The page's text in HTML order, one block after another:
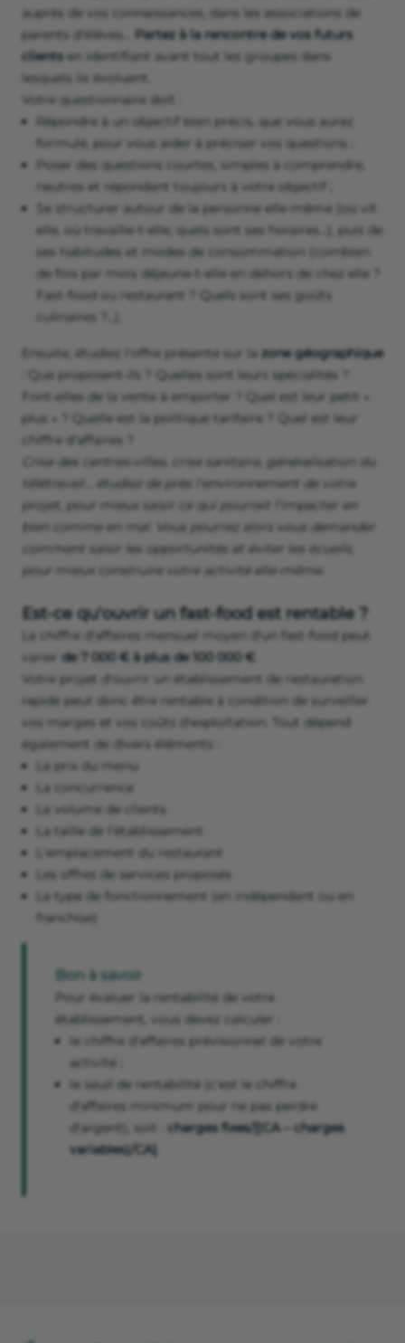
auprès de vos connaissances, dans les associations de
parents d'élèves…
Partez à la rencontre de vos futurs
clients en identifiant avant tout les groupes dans
lesquels ils évoluent.
Votre questionnaire doit :
Répondre à un objectif bien précis, que vous aurez
formulé, pour vous aider à préciser vos questions ;
Poser des questions courtes, simples à comprendre,
neutres et répondant toujours à votre objectif ;
Se structurer autour de la personne elle-même (où vit
elle, où travaille-t-elle, quels sont ses horaires…), puis de
ses habitudes et modes de consommation (combien
de fois par mois déjeune-t-elle en dehors de chez elle ?
Fast-food ou restaurant ? Quels sont ses goûts
culinaires ?…).
Ensuite, étudiez l'offre présente sur la zone géographique
: Que proposent-ils ? Quelles sont leurs spécialités ?
Font-elles de la vente à emporter ? Quel est leur petit «
plus » ? Quelle est la politique tarifaire ? Quel est leur
chiffre d'affaires ?
Crise des centres-villes, crise sanitaire, généralisation du
télétravail… étudiez de près l'environnement de votre
projet, pour mieux saisir ce qui pourrait l'impacter en
bien comme en mal. Vous pourrez alors vous demander
comment saisir les opportunités et éviter les écueils,
pour mieux construire votre activité elle-même.
Est-ce qu'ouvrir un fast-food est rentable ?
Le chiffre d'affaires mensuel moyen d'un fast-food peut
varier de 7 000 € à plus de 100 000 €
Votre projet d'ouvrir un établissement de restauration
rapide peut donc être rentable à condition de surveiller
vos marges et vos coûts d'exploitation. Tout dépend
également de divers éléments :
Le prix du menu
La concurrence
Le volume de clients
La taille de l'établissement
L'emplacement du restaurant
Les offres de services proposés
Le type de fonctionnement (en indépendant ou en
franchise)
Bon à savoir
Pour évaluer la rentabilité de votre
établissement, vous devez calculer :
le chiffre d'affaires prévisionnel de votre
activité ;
le seuil de rentabilité (c'est le chiffre
d'affaires minimum pour ne pas perdre
d'argent), soit : charges fixes/[(CA – charges
variables)/CA]